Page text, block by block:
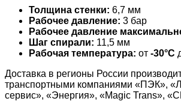
Толщина стенки: 6,7 мм
Рабочее давление: 3 бар
Рабочее давление
Шаг спирали: 11,5 мм
Рабочая температура: от -30°C
Доставка в регионы России
транспортными компаниями «ПЭК»,
сервис», «Энергия», «Magic Trans»,